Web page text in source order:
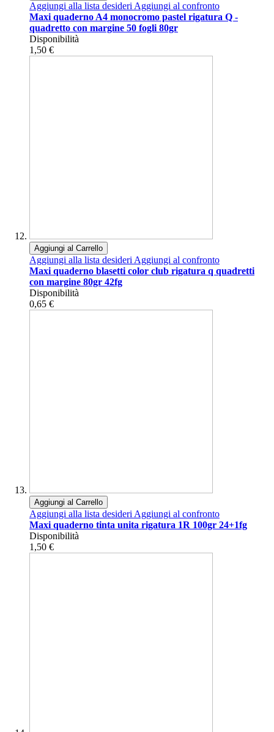
Aggiungi alla lista desideriAggiungi al confronto
Maxi quaderno A4 monocromo pastel rigatura Q -
quadretto con margine 50 fogli 80gr
Disponibilità
1,50 €
Aggiungi al Carrello
Aggiungi alla lista desideriAggiungi al confronto
Maxi quaderno blasetti color club rigatura q quadretti
con margine 80gr 42fg
Disponibilità
0,65 €
Aggiungi al Carrello
Aggiungi alla lista desideriAggiungi al confronto
Maxi quaderno tinta unita rigatura 1R 100gr 24+1fg
Disponibilità
1,50 €